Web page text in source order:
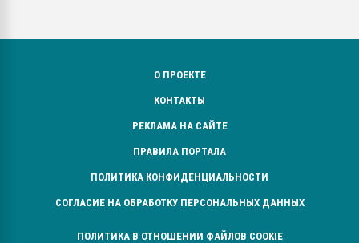
О ПРОЕКТЕ
КОНТАКТЫ
РЕКЛАМА НА САЙТЕ
ПРАВИЛА ПОРТАЛА
ПОЛИТИКА КОНФИДЕНЦИАЛЬНОСТИ
СОГЛАСИЕ НА ОБРАБОТКУ ПЕРСОНАЛЬНЫХ ДАННЫХ
ПОЛИТИКА В ОТНОШЕНИИ ФАЙЛОВ COOKIE